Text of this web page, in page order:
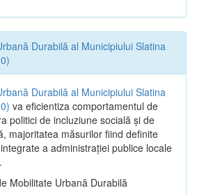
Durabilă al Municipiului Slatina
Durabilă al Municipiului Slatina
va eficientiza comportamentul de
politici de incluziune socială și de
majoritatea măsurilor fiind definite
a administrației publice locale
Mobilitate Urbană Durabilă